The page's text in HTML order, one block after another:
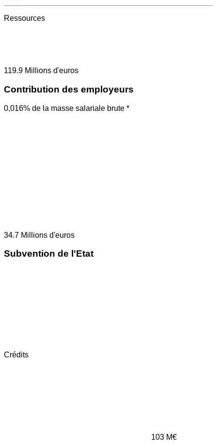
Ressources
119.9 Millions d'euros
Contribution des employeurs
0,016% de la masse salariale brute *
34.7 Millions d'euros
Subvention de l'Etat
Crédits
103 M€